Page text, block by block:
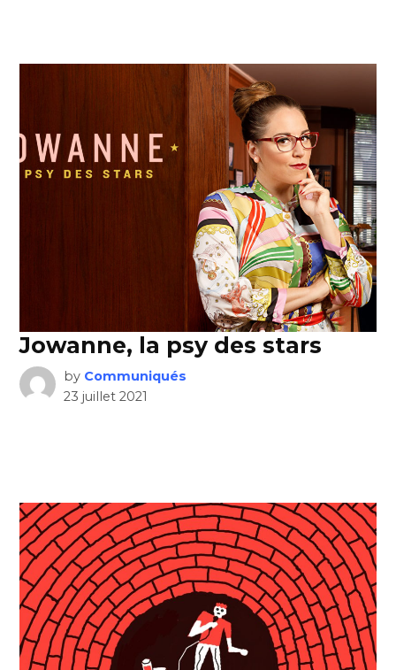
Jowanne, la psy des stars
by Communiqués
23 juillet 2021